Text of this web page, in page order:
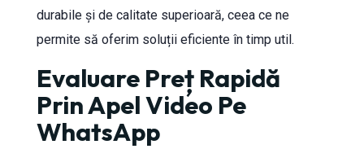
durabile și de calitate superioară, ceea ce ne
permite să oferim soluții eficiente în timp util.
Evaluare Preț Rapidă
Prin Apel Video Pe
WhatsApp